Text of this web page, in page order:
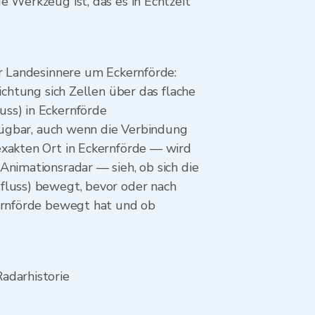
um Eckernförde:
sich Zellen über das flache
in Eckernförde
auch wenn die Verbindung
Ort in Eckernförde — wird
— sieh, ob sich die
bewegt, bevor oder nach
bewegt hat und ob